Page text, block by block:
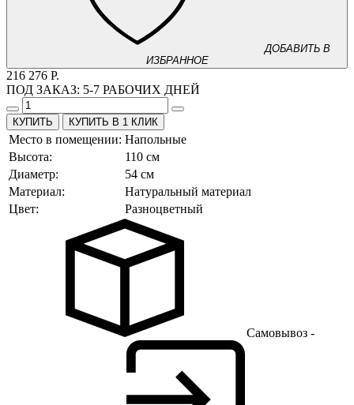
ДОБАВИТЬ В
ИЗБРАННОЕ
216 276 Р.
ПОД ЗАКАЗ: 5-7 РАБОЧИХ ДНЕЙ
КУПИТЬ В 1 КЛИК
Место в помещении: Напольные
Высота:
110 см
Диаметр:
54 см
Материал:
Натуральный материал
Цвет:
Разноцветный
Самовывоз -